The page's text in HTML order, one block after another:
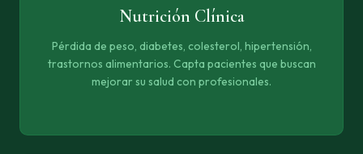
Nutrición Clínica
Pérdida de peso, diabetes, colesterol, hipertensión,
trastornos alimentarios. Capta pacientes que buscan
mejorar su salud con profesionales.